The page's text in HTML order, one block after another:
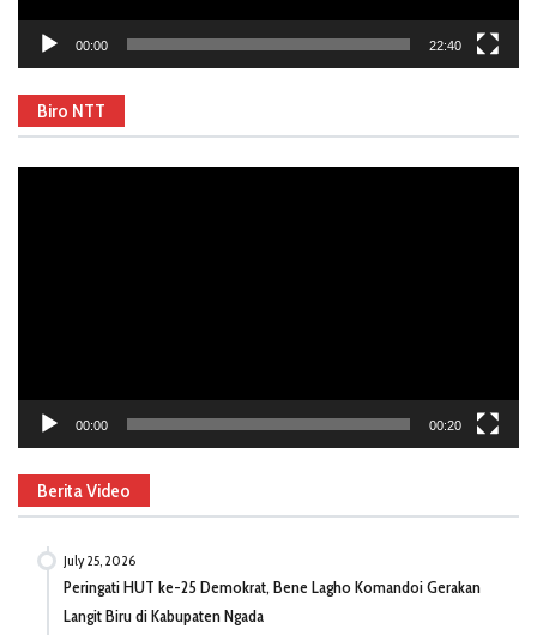
00:00 22:40
Biro NTT
00:00 00:20
Berita Video
July 25, 2026
Peringati HUT ke-25 Demokrat, Bene Lagho Komandoi Gerakan
Langit Biru di Kabupaten Ngada